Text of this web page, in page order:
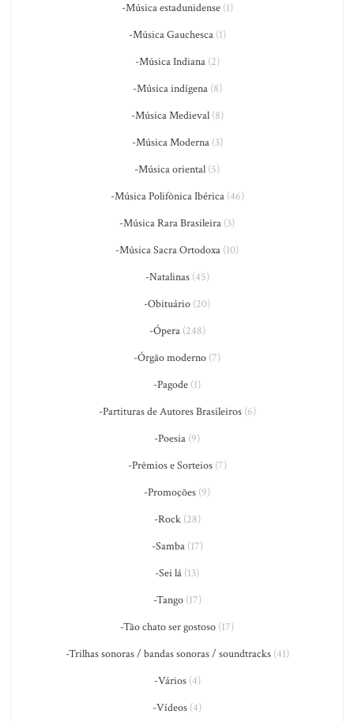
-Música estadunidense(1)
-Música Gauchesca(1)
-Música Indiana(2)
-Música indígena(8)
-Música Medieval(8)
-Música Moderna(3)
-Música oriental (5)
-Música Polifônica Ibérica(46)
-Música Rara Brasileira (3)
-Música Sacra Ortodoxa (10)
-Natalinas(45)
-Obituário (20)
-Ópera(248)
-Órgão moderno (7)
-Pagode (1)
-Partituras de Autores Brasileiros(6)
-Poesia (9)
-Prêmios e Sorteios(7)
-Promoções (9)
-Rock(28)
-Samba(17)
-Sei lá (13)
-Tango(17)
-Tão chato ser gostoso (17)
-Trilhas sonoras / bandas sonoras / soundtracks(41)
-Vários(4)
-Vídeos (4)